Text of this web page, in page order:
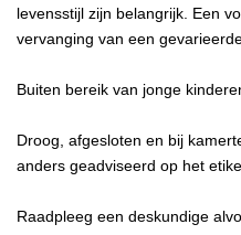
levensstijl zijn belangrijk. Een
vervanging van een
Buiten bereik van jonge
Droog, afgesloten en bij
anders geadviseerd op het
Raadpleeg een deskundige